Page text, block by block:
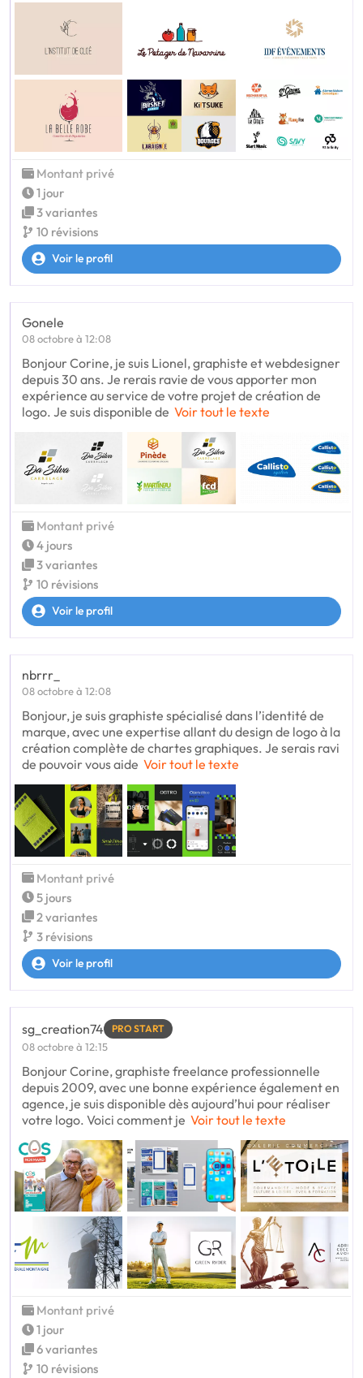
Montant privé
1 jour
3 variantes
10 révisions
Voir le profil
Gonele
08 octobre à 12:08
Bonjour Corine, je suis Lionel, graphiste et webdesigner
depuis 30 ans. Je rerais ravie de vous apporter mon
expérience au service de votre projet de création de
logo. Je suis disponible de Voir tout le texte
Montant privé
4 jours
3 variantes
10 révisions
Voir le profil
nbrrr_
08 octobre à 12:08
Bonjour, je suis graphiste spécialisé dans l’identité de
marque, avec une expertise allant du design de logo à la
création complète de chartes graphiques. Je serais ravi
de pouvoir vous aide Voir tout le texte
Montant privé
5 jours
2 variantes
3 révisions
Voir le profil
sg_creation74 PRO START
08 octobre à 12:15
Bonjour Corine, graphiste freelance professionnelle
depuis 2009, avec une bonne expérience également en
agence, je suis disponible dès aujourd’hui pour réaliser
votre logo. Voici comment je Voir tout le texte
Montant privé
1 jour
6 variantes
10 révisions